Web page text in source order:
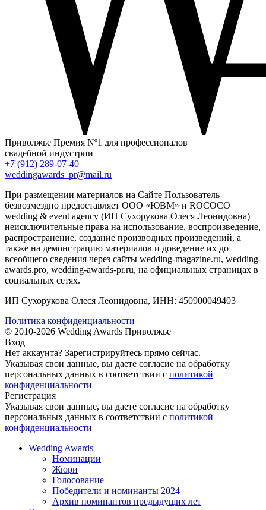
Приволжье Премия Nº1 для профессионалов
свадебной индустрии
+7 (912) 289-07-40
weddingawards_pr@mail.ru
При размещении материалов на Сайте Пользователь
безвозмездно предоставляет ООО «ЮВМ» и ROCOCO
wedding & event agency (ИП Сухорукова Олеся Леонидовна)
неисключительные права на использование, воспроизведение,
распространение, создание производных произведений, а
также на демонстрацию материалов и доведение их до
всеобщего сведения через сайты wedding-magazine.ru, wedding-
awards.pro, wedding-awards-pr.ru, на официальных страницах в
социальных сетях.
ИП Сухорукова Олеся Леонидовна, ИНН: 450900049403
Политика конфиденциальности
© 2010-2026 Wedding Awards Приволжье
Вход
Нет аккаунта? Зарегистрируйтесь прямо сейчас.
Указывая свои данные, вы даете согласие на обработку
персональных данных в соответствии с политикой
конфиденциальности
Регистрация
Указывая свои данные, вы даете согласие на обработку
персональных данных в соответствии с политикой
конфиденциальности
Wedding Awards
Номинации
Жюри
Голосование
Победители и номинанты 2024
Архив номинантов предыдущих лет